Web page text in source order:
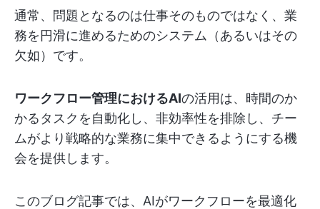
通常、問題となるのは仕事そのものではなく、業
務を円滑に進めるためのシステム（あるいはその
欠如）です。
ワークフロー管理におけるAIの活用は、時間のか
かるタスクを自動化し、非効率性を排除し、チー
ムがより戦略的な業務に集中できるようにする機
会を提供します。
このブログ記事では、AIがワークフローを最適化